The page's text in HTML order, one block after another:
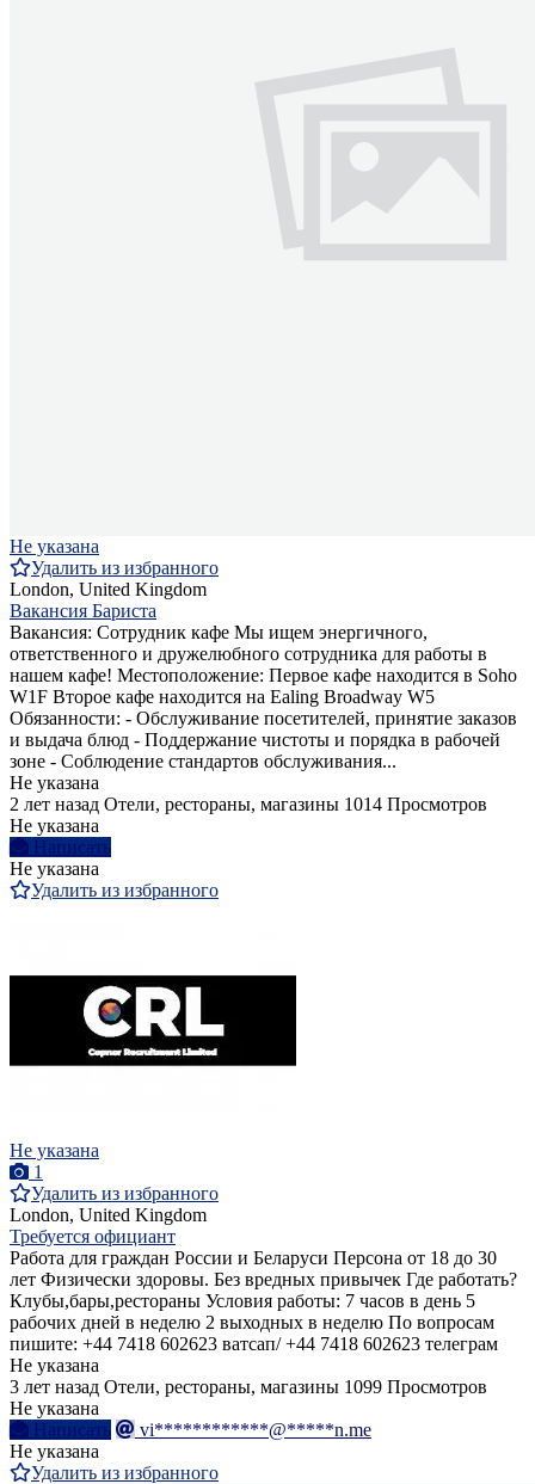
Не указана
Удалить из избранного
London, United Kingdom
Вакансия Бариста
Вакансия: Сотрудник кафе Мы ищем энергичного,
ответственного и дружелюбного сотрудника для работы в
нашем кафе! Местоположение: Первое кафе находится в Soho
W1F Второе кафе находится на Ealing Broadway W5
Обязанности: - Обслуживание посетителей, принятие заказов
и выдача блюд - Поддержание чистоты и порядка в рабочей
зоне - Соблюдение стандартов обслуживания...
Не указана
2 лет назад Отели, рестораны, магазины 1014 Просмотров
Не указана
Написать
Не указана
Удалить из избранного
Не указана
1
Удалить из избранного
London, United Kingdom
Требуется официант
Работа для граждан России и Беларуси Персона от 18 до 30
лет Физически здоровы. Без вредных привычек Где работать?
Клубы,бары,рестораны Условия работы: 7 часов в день 5
рабочих дней в неделю 2 выходных в неделю По вопросам
пишите: +44 7418 602623 ватсап/ +44 7418 602623 телеграм
Не указана
3 лет назад Отели, рестораны, магазины 1099 Просмотров
Не указана
Написать
vi************@*****n.me
Не указана
Удалить из избранного